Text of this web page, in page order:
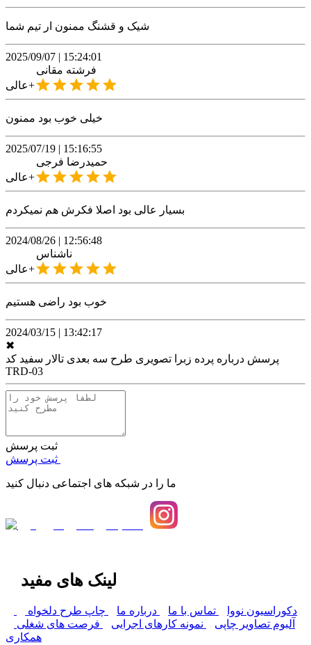
شیک و قشنگ ممنون ار تیم شما
2025/09/07 | 15:24:01
فرشته مقانی
عالی+
خیلی خوب بود ممنون
2025/07/19 | 15:16:55
حمیدرضا فرجی
عالی+
بسیار عالی بود اصلا فکرش هم نمیکردم
2024/08/26 | 12:56:48
ناشناس
عالی+
خوب بود راضی هستیم
2024/03/15 | 13:42:17
✖
پرسش درباره پرده زبرا تصویری طرح سه بعدی تالار سفید کد
TRD-03
ثبت پرسش
ما را در شبکه های اجتماعی دنبال کنید
لینک های مفید
دکوراسیون نووا تماس با ما درباره ما
چاپ طرح دلخواه
آلبوم تصاویر چاپی
نمونه کارهای اجرایی
فرصت های شغلی
همکاری